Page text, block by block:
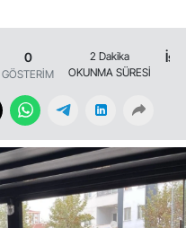
0
GÖSTERİM
2 Dakika
OKUNMA SÜRESİ